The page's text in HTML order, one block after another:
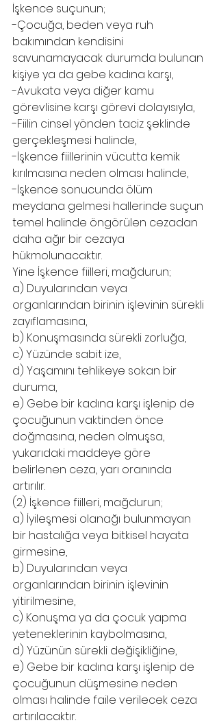
İşkence suçunun;
-Çocuğa, beden veya ruh
bakımından kendisini
savunamayacak durumda bulunan
kişiye ya da gebe kadına karşı,
-Avukata veya diğer kamu
görevlisine karşı görevi dolayısıyla,
-Fiilin cinsel yönden taciz şeklinde
gerçekleşmesi halinde,
-İşkence fiillerinin vücutta kemik
kırılmasına neden olması halinde,
-İşkence sonucunda ölüm
meydana gelmesi hallerinde suçun
temel halinde öngörülen cezadan
daha ağır bir cezaya
hükmolunacaktır.
Yine İşkence fiilleri, mağdurun;
a) Duyularından veya
organlarından birinin işlevinin sürekli
zayıflamasına,
b) Konuşmasında sürekli zorluğa,
c) Yüzünde sabit ize,
d) Yaşamını tehlikeye sokan bir
duruma,
e) Gebe bir kadına karşı işlenip de
çocuğunun vaktinden önce
doğmasına, neden olmuşsa,
yukarıdaki maddeye göre
belirlenen ceza, yarı oranında
artırılır.
(2) İşkence fiilleri, mağdurun;
a) İyileşmesi olanağı bulunmayan
bir hastalığa veya bitkisel hayata
girmesine,
b) Duyularından veya
organlarından birinin işlevinin
yitirilmesine,
c) Konuşma ya da çocuk yapma
yeteneklerinin kaybolmasına,
d) Yüzünün sürekli değişikliğine,
e) Gebe bir kadına karşı işlenip de
çocuğunun düşmesine neden
olması halinde faile verilecek ceza
artırılacaktır.